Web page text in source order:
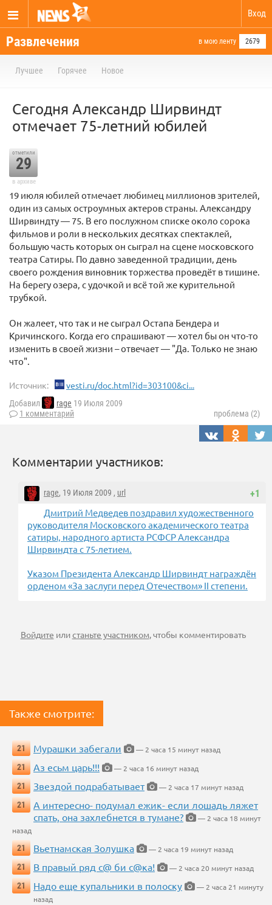
Вход
Развлечения в мою ленту 2679
Лучшее Горячее Новое
Сегодня Александр Ширвиндт
отмечает 75-летний юбилей
отметили
29
в архиве
19 июля юбилей отмечает любимец миллионов зрителей,
один из самых остроумных актеров страны. Александру
Ширвиндту — 75. В его послужном списке около сорока
фильмов и роли в нескольких десятках спектаклей,
большую часть которых он сыграл на сцене московского
театра Сатиры. По давно заведенной традиции, день
своего рождения виновник торжества проведёт в тишине.
На берегу озера, с удочкой и всё той же курительной
трубкой.
Он жалеет, что так и не сыграл Остапа Бендера и
Кричинского. Когда его спрашивают — хотел бы он что-то
изменить в своей жизни – отвечает — "Да. Только не знаю
что".
Источник: vesti.ru/doc.html?id=303100&ci...
Добавил rage 19 Июля 2009
1 комментарий
проблема (2)
Комментарии участников:
+1
rage, 19 Июля 2009 , url
Дмитрий Медведев поздравил художественного
руководителя Московского академического театра
сатиры, народного артиста РСФСР Александра
Ширвиндта с 75-летием.
Указом Президента Александр Ширвиндт награждён
орденом «За заслуги перед Отечеством» II степени.
Войдите илистаньте участником, чтобы комментировать
Также смотрите:
21 Мурашки забегали
— 2 часа 15 минут назад
21
Аз есьм царь!!!
— 2 часа 16 минут назад
21
Звездой подрабатывает
— 2 часа 17 минут назад
21
А интересно- подумал ежик- если лошадь ляжет
спать, она захлебнется в тумане?
— 2 часа 18 минут
назад
21
Вьетнамская Золушка
— 2 часа 19 минут назад
21
В правый ряд с@ би с@ка!
— 2 часа 20 минут назад
21
Надо еще купальники в полоску
— 2 часа 21 минуту
назад